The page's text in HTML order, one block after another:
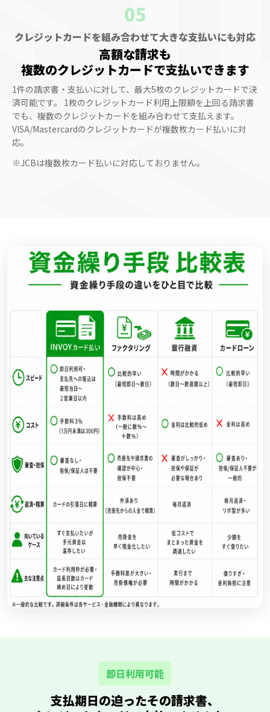
05
クレジットカードを組み合わせて大きな支払いにも対応
高額な請求も
複数のクレジットカードで支払いできます
1件の請求書・支払いに対して、最大5枚のクレジットカードで決
済可能です。
1枚のクレジットカード利用上限額を上回る請求書
でも、複数のクレジットカードを組み合わせて支払えます。
VISA/Mastercardのクレジットカードが複数枚カード払いに対
応。
※JCBは複数枚カード払いに対応しておりません。
即日利用可能
支払期日の迫ったその請求書、